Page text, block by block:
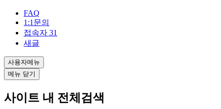
FAQ
1:1문의
접속자 31
새글
사용자메뉴
메뉴 닫기
사이트 내 전체검색